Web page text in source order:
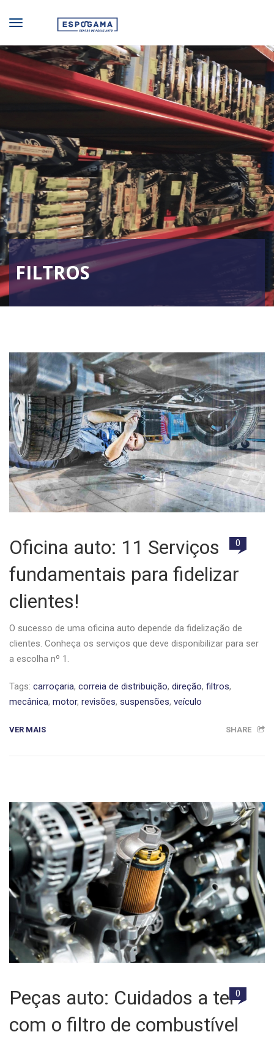
FILTROS
Oficina auto: 11 Serviços
fundamentais para fidelizar
clientes!
0
O sucesso de uma oficina auto depende da fidelização de
clientes. Conheça os serviços que deve disponibilizar para ser
a escolha nº 1.
Tags: carroçaria, correia de distribuição, direção, filtros,
mecânica, motor, revisões, suspensões, veículo
VER MAIS SHARE
Peças auto: Cuidados a ter
com o filtro de combustível
0